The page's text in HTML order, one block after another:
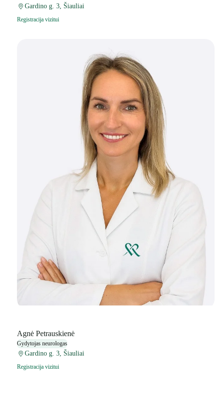
Gardino g. 3, Šiauliai
Registracija vizitui
Agnė Petrauskienė
Gydytojas neurologas
Gardino g. 3, Šiauliai
Registracija vizitui